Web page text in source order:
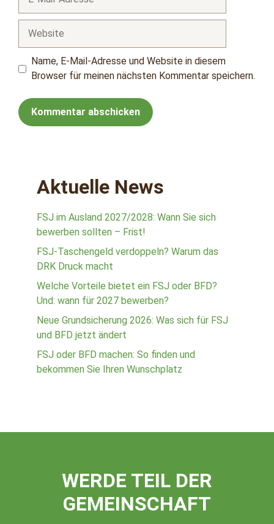
Mail-
Adresse
Name, E-Mail-Adresse und Website in diesem
Browser für meinen nächsten Kommentar speichern.
Aktuelle News
FSJ im Ausland 2027/2028: Wann Sie sich
bewerben sollten – Frist!
FSJ-Taschengeld verdoppeln? Warum das
DRK Druck macht
Welche Vorteile bietet ein FSJ oder BFD?
Und: wann für 2027 bewerben?
Neue Grundsicherung 2026: Was sich für FSJ
und BFD jetzt ändert
FSJ oder BFD machen: So finden und
bekommen Sie Ihren Wunschplatz
WERDE TEIL DER
GEMEINSCHAFT